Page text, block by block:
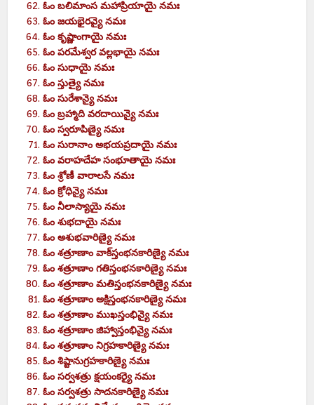
ఓంబలిమాంస మహాప్రియాయైనమః
ఓంజయభైరవ్యైనమః
ఓంకృష్ణాంగాయైనమః
ఓంపరమేశ్వర వల్లభాయైనమః
ఓంసుధాయైనమః
ఓంస్తుత్యైనమః
ఓంసురేశాన్యైనమః
ఓంబ్రహ్మాది వరదాయిన్యైనమః
ఓంస్వరూపిణ్యైనమః
ఓంసురానాంఅభయప్రదాయైనమః
ఓంవరాహదేహ సంభూతాయైనమః
ఓంశ్రోణీవారాలసేనమః
ఓంక్రోధిన్యైనమః
ఓంనీలాస్యాయైనమః
ఓంశుభదాయైనమః
ఓంఅశుభవారిణ్యైనమః
ఓంశత్రూణాంవాక్‍స్తంభనకారిణ్యైనమః
ఓంశత్రూణాంగతిస్తంభనకారిణ్యైనమః
ఓంశత్రూణాంమతిస్తంభనకారిణ్యైనమః
ఓంశత్రూణాంఅక్షిస్తంభనకారిణ్యైనమః
ఓంశత్రూణాంముఖస్తంభిన్యైనమః
ఓంశత్రూణాంజిహ్వాస్తంభిన్యైనమః
ఓంశత్రూణాంనిగ్రహకారిణ్యైనమః
ఓంశిష్టానుగ్రహకారిణ్యైనమః
ఓంసర్వశత్రు క్షయంకర్యైనమః
ఓంసర్వశత్రు సాదనకారిణ్యైనమః